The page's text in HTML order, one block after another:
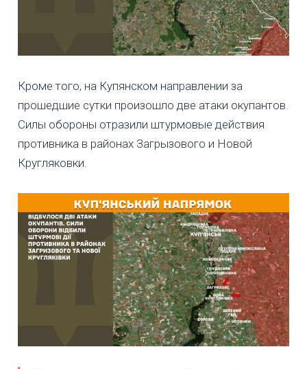
Кроме того, на Купянском направлении за
прошедшие сутки произошло две атаки окупантов.
Силы обороны отразили штурмовые действия
противника в районах Загрызового и Новой
Кругляковки.